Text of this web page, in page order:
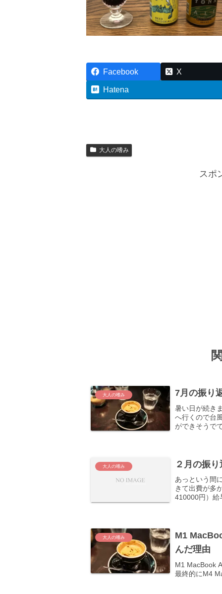
Facebook
X
Hatena
大人の嗜み
スポ
大人の嗜み 7月の振り
暑い日が続き
へ行くので台
ができそうで
大人の嗜み ２月の振
あっという間
きて出費が多
410000円）
大人の嗜み
M1
んだ理由
M1 MacBook
最終的にM4